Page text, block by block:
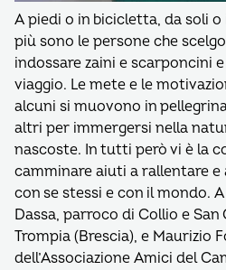
A piedi o in bicicletta, da soli
più sono le persone che
indossare zaini e scarponcini
viaggio. Le mete e le
alcuni si muovono in
altri per immergersi nella
nascoste. In tutti però vi è la
camminare aiuti a rallentare
con se stessi e con il mondo.
Dassa, parroco di Collio e San
Trompia (Brescia), e Maurizio
dell’Associazione Amici del